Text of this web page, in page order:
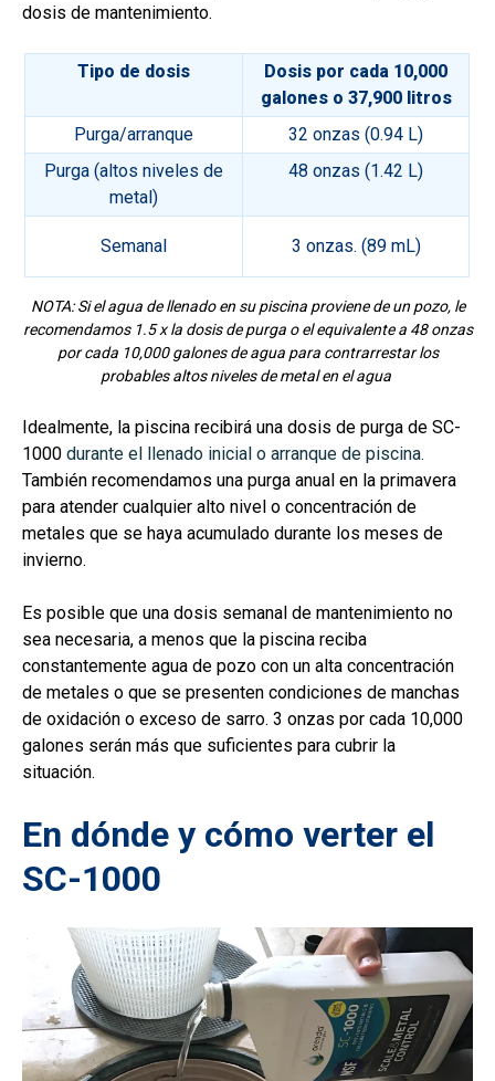
dosis de mantenimiento.
Tipo de dosis
Dosis por cada 10,000
galones o 37,900 litros
Purga/arranque
32 onzas (0.94 L)
Purga (altos niveles de
metal)
48 onzas (1.42 L)
Semanal 3 onzas. (89 mL)
NOTA: Si el agua de llenado en su piscina proviene de un pozo, le
recomendamos 1.5 x la dosis de purga o el equivalente a 48 onzas
por cada 10,000 galones de agua para contrarrestar los
probables altos niveles de metal en el agua
Idealmente, la piscina recibirá una dosis de purga de SC-
1000 durante el llenado inicial o arranque de piscina.
También recomendamos una purga anual en la primavera
para atender cualquier alto nivel o concentración de
metales que se haya acumulado durante los meses de
invierno.
Es posible que una dosis semanal de mantenimiento no
sea necesaria, a menos que la piscina reciba
constantemente agua de pozo con un alta concentración
de metales o que se presenten condiciones de manchas
de oxidación o exceso de sarro. 3 onzas por cada 10,000
galones serán más que suficientes para cubrir la
situación.
En dónde y cómo verter el
SC-1000